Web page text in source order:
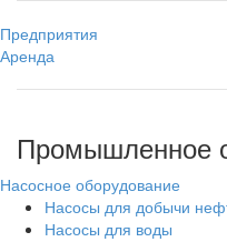
Предприятия
Аренда
Промышленное
Насосное оборудование
Насосы для добычи
Насосы для воды